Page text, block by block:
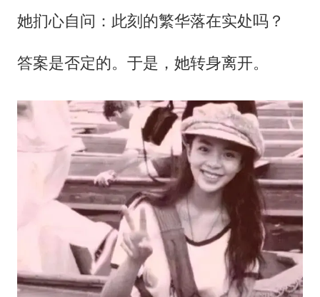
她扪心自问：此刻的繁华落在实处吗？
答案是否定的。于是，她转身离开。